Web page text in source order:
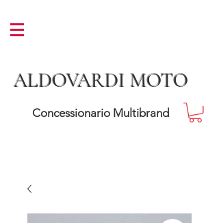
ALDOVARDI MOTO
Concessionario Multibrand